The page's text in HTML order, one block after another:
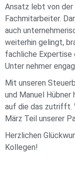
Ansatz lebt von der
Fachmitarbeiter.
auch
weiterhin gelingt,
fachliche Expertise
Unter nehmer
Mit unseren
und Manuel Hübner
auf die das zutrifft.
März Teil unserer
Herzlichen
Kollegen!